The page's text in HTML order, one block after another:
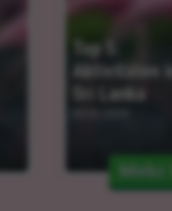
Top 5:
Aktivitäten
Sri Lanka
Mehr